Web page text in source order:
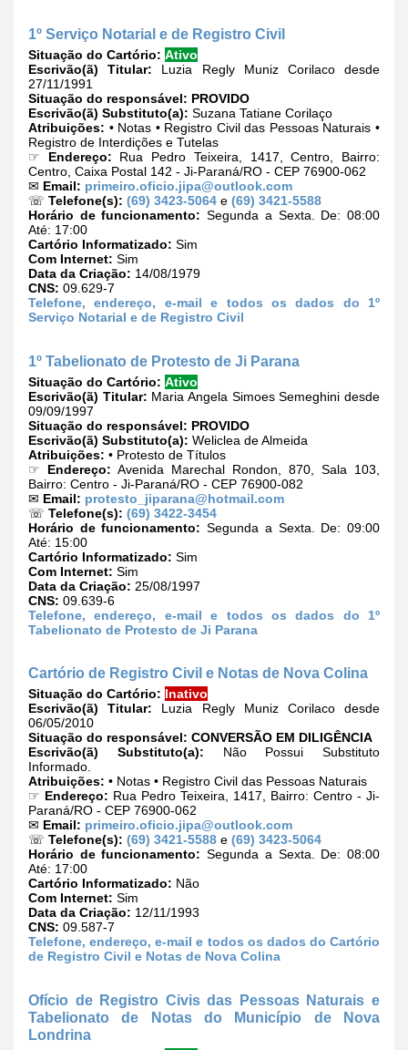
1º Serviço Notarial e de Registro Civil
Situação do Cartório: Ativo
Escrivão(ã) Titular: Luzia Regly Muniz Corilaco desde
27/11/1991
Situação do responsável: PROVIDO
Escrivão(ã) Substituto(a): Suzana Tatiane Corilaço
Atribuições: • Notas • Registro Civil das Pessoas Naturais •
Registro de Interdições e Tutelas
☞ Endereço: Rua Pedro Teixeira, 1417, Centro, Bairro:
Centro, Caixa Postal 142 - Ji-Paraná/RO - CEP 76900-062
✉ Email: primeiro.oficio.jipa@outlook.com
☏ Telefone(s): (69) 3423-5064 e (69) 3421-5588
Horário de funcionamento: Segunda a Sexta. De: 08:00
Até: 17:00
Cartório Informatizado: Sim
Com Internet: Sim
Data da Criação: 14/08/1979
CNS: 09.629-7
Telefone, endereço, e-mail e todos os dados do 1º
Serviço Notarial e de Registro Civil
1º Tabelionato de Protesto de Ji Parana
Situação do Cartório: Ativo
Escrivão(ã) Titular: Maria Angela Simoes Semeghini desde
09/09/1997
Situação do responsável: PROVIDO
Escrivão(ã) Substituto(a): Weliclea de Almeida
Atribuições: • Protesto de Títulos
☞ Endereço: Avenida Marechal Rondon, 870, Sala 103,
Bairro: Centro - Ji-Paraná/RO - CEP 76900-082
✉ Email: protesto_jiparana@hotmail.com
☏ Telefone(s): (69) 3422-3454
Horário de funcionamento: Segunda a Sexta. De: 09:00
Até: 15:00
Cartório Informatizado: Sim
Com Internet: Sim
Data da Criação: 25/08/1997
CNS: 09.639-6
Telefone, endereço, e-mail e todos os dados do 1º
Tabelionato de Protesto de Ji Parana
Cartório de Registro Civil e Notas de Nova Colina
Situação do Cartório: Inativo
Escrivão(ã) Titular: Luzia Regly Muniz Corilaco desde
06/05/2010
Situação do responsável: CONVERSÃO EM DILIGÊNCIA
Escrivão(ã) Substituto(a): Não Possui Substituto
Informado.
Atribuições: • Notas • Registro Civil das Pessoas Naturais
☞ Endereço: Rua Pedro Teixeira, 1417, Bairro: Centro - Ji-
Paraná/RO - CEP 76900-062
✉ Email: primeiro.oficio.jipa@outlook.com
☏ Telefone(s): (69) 3421-5588 e (69) 3423-5064
Horário de funcionamento: Segunda a Sexta. De: 08:00
Até: 17:00
Cartório Informatizado: Não
Com Internet: Sim
Data da Criação: 12/11/1993
CNS: 09.587-7
Telefone, endereço, e-mail e todos os dados do Cartório
de Registro Civil e Notas de Nova Colina
Ofício de Registro Civis das Pessoas Naturais e
Tabelionato de Notas do Município de Nova
Londrina